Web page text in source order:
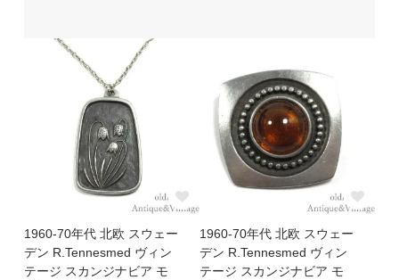
1960-70年代 北欧 スウェー
デン R.Tennesmed ヴィン
テージ スカンジナビア モ
1960-70年代 北欧 スウェー
デン R.Tennesmed ヴィン
テージ スカンジナビア モ